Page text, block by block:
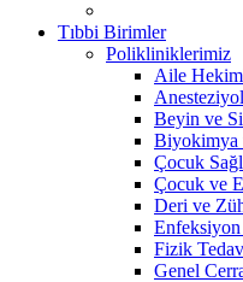
Tıbbi Birimler
Polikliniklerimiz
Aile
Beyin ve
Çocuk
Çocuk ve
Deri ve
Enfeksiyon
Fizik
Genel